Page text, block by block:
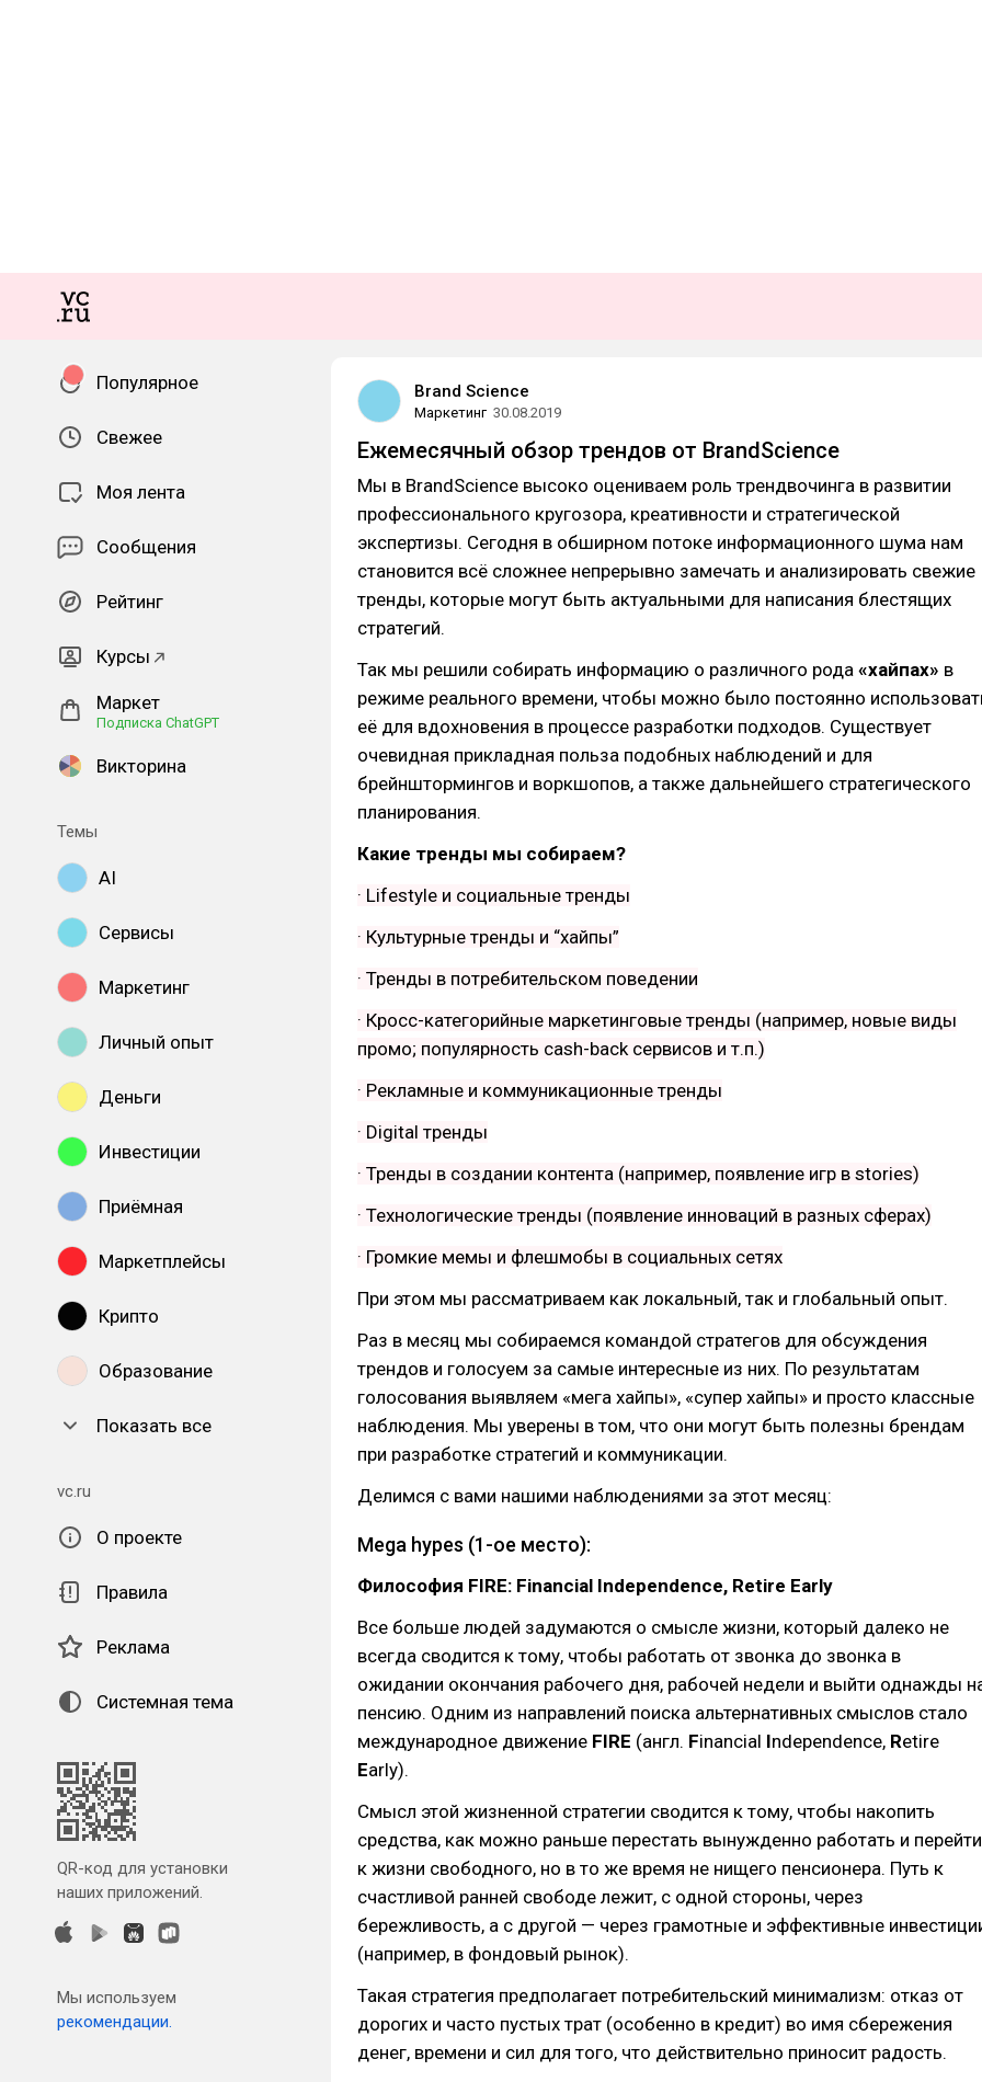
Популярное
Свежее
Моя лента
Сообщения
Рейтинг
Курсы
Маркет
Подписка ChatGPT
Викторина
Темы
AI
Сервисы
Маркетинг
Личный опыт
Деньги
Инвестиции
Приёмная
Маркетплейсы
Крипто
Образование
Показать все
vc.ru
О проекте
Правила
Реклама
Системная тема
QR-код для установки
наших приложений.
Мы используем
рекомендации.
Brand Science
Маркетинг 30.08.2019
Ежемесячный обзор трендов от BrandScience
Мы в BrandScience высоко оцениваем роль трендвочинга в развитии
профессионального кругозора, креативности и стратегической
экспертизы. Сегодня в обширном потоке информационного шума нам
становится всё сложнее непрерывно замечать и анализировать свежие
тренды, которые могут быть актуальными для написания блестящих
стратегий.
Так мы решили собирать информацию о различного рода «хайпах» в
режиме реального времени, чтобы можно было постоянно
её для вдохновения в процессе разработки подходов. Существует
очевидная прикладная польза подобных наблюдений и для
брейнштормингов и воркшопов, а также дальнейшего стратегического
планирования.
Какие тренды мы собираем?
· Lifestyle и социальные тренды
· Культурные тренды и “хайпы”
· Тренды в потребительском поведении
· Кросс-категорийные маркетинговые тренды (например, новые виды
промо; популярность cash-back сервисов и т.п.)
· Рекламные и коммуникационные тренды
· Digital тренды
· Тренды в создании контента (например, появление игр в stories)
· Технологические тренды (появление инноваций в разных сферах)
· Громкие мемы и флешмобы в социальных сетях
При этом мы рассматриваем как локальный, так и глобальный опыт.
Раз в месяц мы собираемся командой стратегов для обсуждения
трендов и голосуем за самые интересные из них. По результатам
голосования выявляем «мега хайпы», «супер хайпы» и просто классные
наблюдения. Мы уверены в том, что они могут быть полезны брендам
при разработке стратегий и коммуникации.
Делимся с вами нашими наблюдениями за этот месяц:
Mega hypes (1-ое место):
Философия FIRE: Financial Independence, Retire Early
Все больше людей задумаются о смысле жизни, который далеко не
всегда сводится к тому, чтобы работать от звонка до звонка в
ожидании окончания рабочего дня, рабочей недели и выйти однажды
пенсию. Одним из направлений поиска альтернативных смыслов стало
международное движение FIRE (англ. Financial Independence, Retire
Early).
Смысл этой жизненной стратегии сводится к тому, чтобы накопить
средства, как можно раньше перестать вынужденно работать и перейти
к жизни свободного, но в то же время не нищего пенсионера. Путь к
счастливой ранней свободе лежит, с одной стороны, через
бережливость, а с другой — через грамотные и эффективные
(например, в фондовый рынок).
Такая стратегия предполагает потребительский минимализм: отказ от
дорогих и часто пустых трат (особенно в кредит) во имя сбережения
денег, времени и сил для того, что действительно приносит радость.